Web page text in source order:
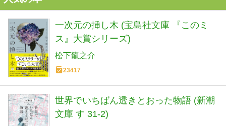
一次元の挿し木 (宝島社文庫 『このミ
ス』大賞シリーズ)
松下龍之介
23417
世界でいちばん透きとおった物語 (新潮
文庫 す 31-2)